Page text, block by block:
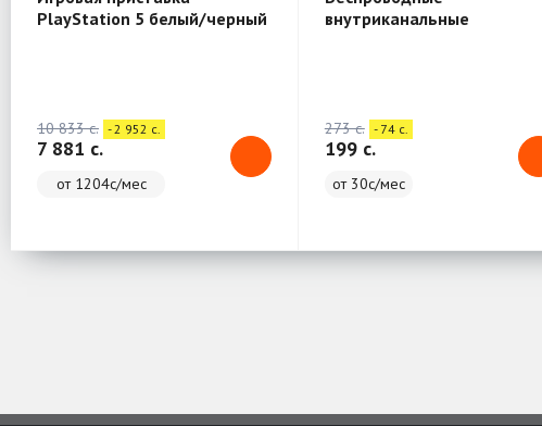
PlayStation 5 белый/черный
10 833 c. - 2 952 c.
7 881 c.
от 1204с/мес
внутриканальные
273 c. - 74 c.
199 c.
от 30с/мес